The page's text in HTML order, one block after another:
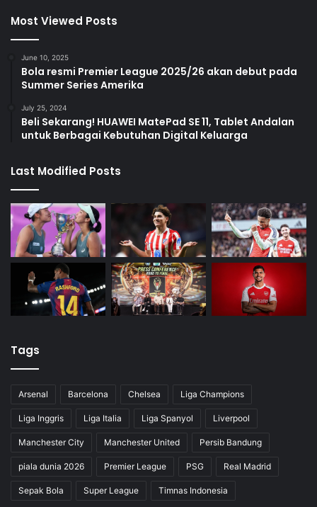
Most Viewed Posts
June 10, 2025
Bola resmi Premier League 2025/26 akan debut pada
Summer Series Amerika
July 25, 2024
Beli Sekarang! HUAWEI MatePad SE 11, Tablet Andalan
untuk Berbagai Kebutuhan Digital Keluarga
Last Modified Posts
Tags
Arsenal Barcelona Chelsea Liga Champions
Liga Inggris Liga Italia Liga Spanyol Liverpool
Manchester City Manchester United Persib Bandung
piala dunia 2026 Premier League PSG Real Madrid
Sepak Bola Super League Timnas Indonesia